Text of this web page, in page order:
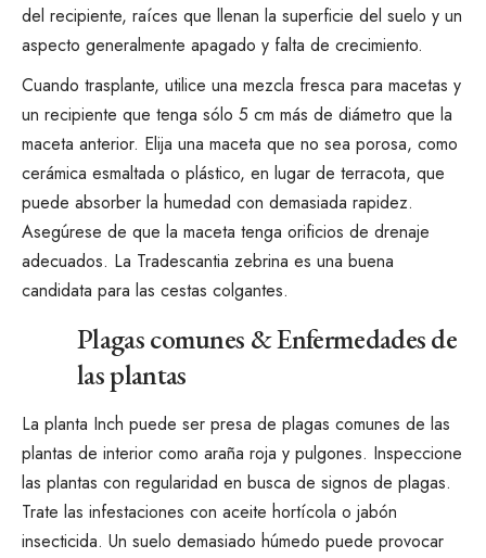
del recipiente, raíces que llenan la superficie del suelo y un
aspecto generalmente apagado y falta de crecimiento.
Cuando trasplante, utilice una mezcla fresca para macetas y
un recipiente que tenga sólo 5 cm más de diámetro que la
maceta anterior. Elija una maceta que no sea porosa, como
cerámica esmaltada o plástico, en lugar de terracota, que
puede absorber la humedad con demasiada rapidez.
Asegúrese de que la maceta tenga orificios de drenaje
adecuados. La Tradescantia zebrina es una buena
candidata para las cestas colgantes.
Plagas comunes & Enfermedades de
las plantas
La planta Inch puede ser presa de plagas comunes de las
plantas de interior como araña roja y pulgones. Inspeccione
las plantas con regularidad en busca de signos de plagas.
Trate las infestaciones con aceite hortícola o jabón
insecticida. Un suelo demasiado húmedo puede provocar